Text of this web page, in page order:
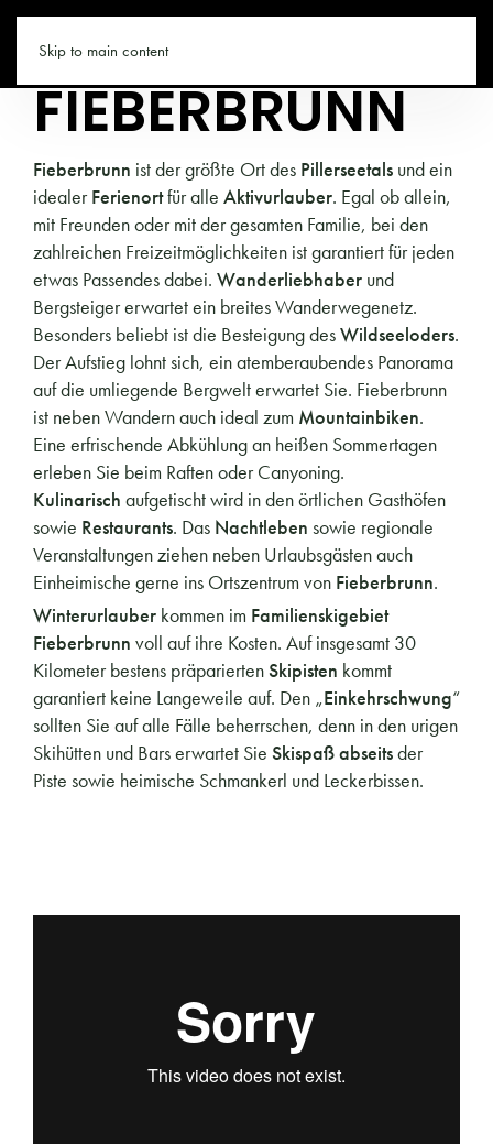
Skip to main content
TIROL.CO
FIEBERBRUNN
Fieberbrunn ist der größte Ort des Pillerseetals und ein
idealerFerienortfür alle Aktivurlauber. Egal ob allein,
mit Freunden oder mit der gesamten Familie, bei den
zahlreichen Freizeitmöglichkeiten ist garantiert für jeden
etwas Passendes dabei. Wanderliebhaber und
Bergsteiger erwartet ein breites Wanderwegenetz.
Besonders beliebt ist die Besteigung desWildseeloders.
Der Aufstieg lohnt sich, ein atemberaubendes Panorama
auf die umliegende Bergwelt erwartet Sie. Fieberbrunn
ist neben Wandern auch ideal zum Mountainbiken.
Eine erfrischende Abkühlung an heißen Sommertagen
erleben Sie beim Raften oder Canyoning.
Kulinarisch aufgetischt wird in den örtlichen Gasthöfen
sowie Restaurants. Das Nachtleben sowie regionale
Veranstaltungen ziehen neben Urlaubsgästen auch
Einheimische gerne ins Ortszentrum von Fieberbrunn.
Winterurlauber kommen im Familienskigebiet
Fieberbrunn voll auf ihre Kosten. Auf insgesamt 30
Kilometer bestens präpariertenSkipisten kommt
garantiert keine Langeweile auf. Den „Einkehrschwung“
sollten Sie auf alle Fälle beherrschen, denn in den urigen
Skihütten und Bars erwartet Sie Skispaß abseitsder
Piste sowie heimische Schmankerl und Leckerbissen.